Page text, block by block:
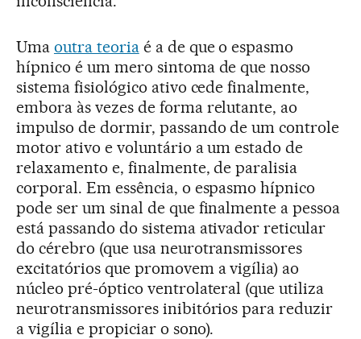
Uma outra teoriaé a de que o espasmo
hípnico é um mero sintoma de que nosso
sistema fisiológico ativo cede finalmente,
embora às vezes de forma relutante, ao
impulso de dormir, passando de um controle
motor ativo e voluntário a um estado de
relaxamento e, finalmente, de paralisia
corporal. Em essência, o espasmo hípnico
pode ser um sinal de que finalmente a pessoa
está passando do sistema ativador reticular
do cérebro (que usa neurotransmissores
excitatórios que promovem a vigília) ao
núcleo pré-óptico ventrolateral (que utiliza
neurotransmissores inibitórios para reduzir
a vigília e propiciar o sono).